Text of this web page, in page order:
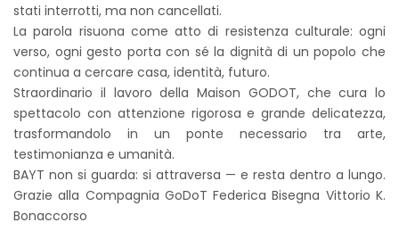
stati interrotti, ma non cancellati.
La parola risuona come atto di resistenza culturale: ogni
verso, ogni gesto porta con sé la dignità di un popolo che
continua a cercare casa, identità, futuro.
Straordinario il lavoro della Maison GODOT, che cura lo
spettacolo con attenzione rigorosa e grande delicatezza,
trasformandolo in un ponte necessario tra arte,
testimonianza e umanità.
BAYT non si guarda: si attraversa — e resta dentro a lungo.
Grazie alla Compagnia GoDoT Federica Bisegna Vittorio K.
Bonaccorso